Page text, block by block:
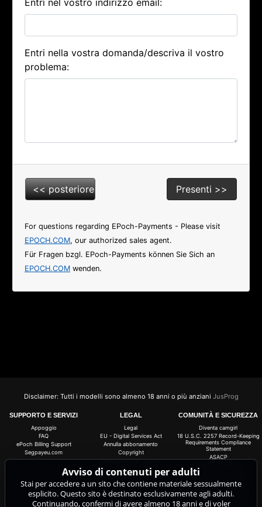
Entri nella vostra domanda/descriva il vostro
problema:
For questions regarding EPoch-Payments - Please visit
EPOCH.COM, our authorized sales agent.
Für Fragen bzgl. EPoch-Payments können Sie Sich an
EPOCH.COM wenden.
Disclaimer: Tutti i modelli sono almeno 18 anni o più anziani JusProg
SUPPORTO E SERVIZI
Appoggio
FAQ
ePoch Billing Support
Segpayeu.com
LEGAL
Legal
EU - Digital Services Act
Annulla abbonamento
Copyright
Informazioni di contatto
COMUNITÀ E SICUREZZA
Diventa camgirl
18 U.S.C. 2257 Record-Keeping
Requirements Compliance
Statement
ASACP
Norme sulla privacy
Anti-Spam
Impostazioni dei cookie
Do not sell my data
Avviso di contenuti per adulti
Stai per accedere a un sito che contiene materiale sessualmente
esplicito. Questo sito è destinato esclusivamente agli adulti.
Continuando, confermi di avere almeno 18 anni e di voler